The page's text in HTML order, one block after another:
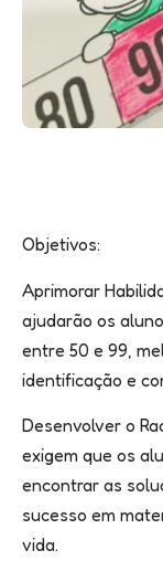
Objetivos:
Aprimorar
ajudarão os
entre 50 e 99,
identificação e
Desenvolver o
exigem que os
encontrar as
sucesso em
vida.